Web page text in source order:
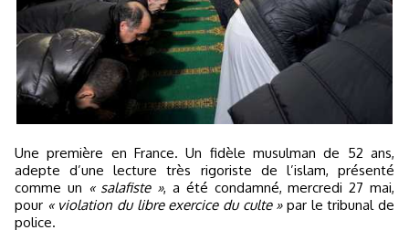
Une première en France. Un fidèle musulman de 52 ans,
adepte d’une lecture très rigoriste de l’islam, présenté
comme un « salafiste », a été condamné, mercredi 27 mai,
pour « violation du libre exercice du culte »par le tribunal de
police.